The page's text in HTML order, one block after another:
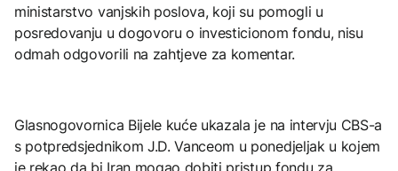
ministarstvo vanjskih poslova, koji su pomogli u
posredovanju u dogovoru o investicionom fondu, nisu
odmah odgovorili na zahtjeve za komentar.
Glasnogovornica Bijele kuće ukazala je na intervju CBS-a
s potpredsjednikom J.D. Vanceom u ponedjeljak u kojem
je rekao da bi Iran mogao dobiti pristup fondu za